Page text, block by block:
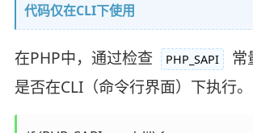
代码仅在CLI下使用
在PHP中，通过检查 PHP_SAPI
常
是否在CLI（命令行界面）下执行。